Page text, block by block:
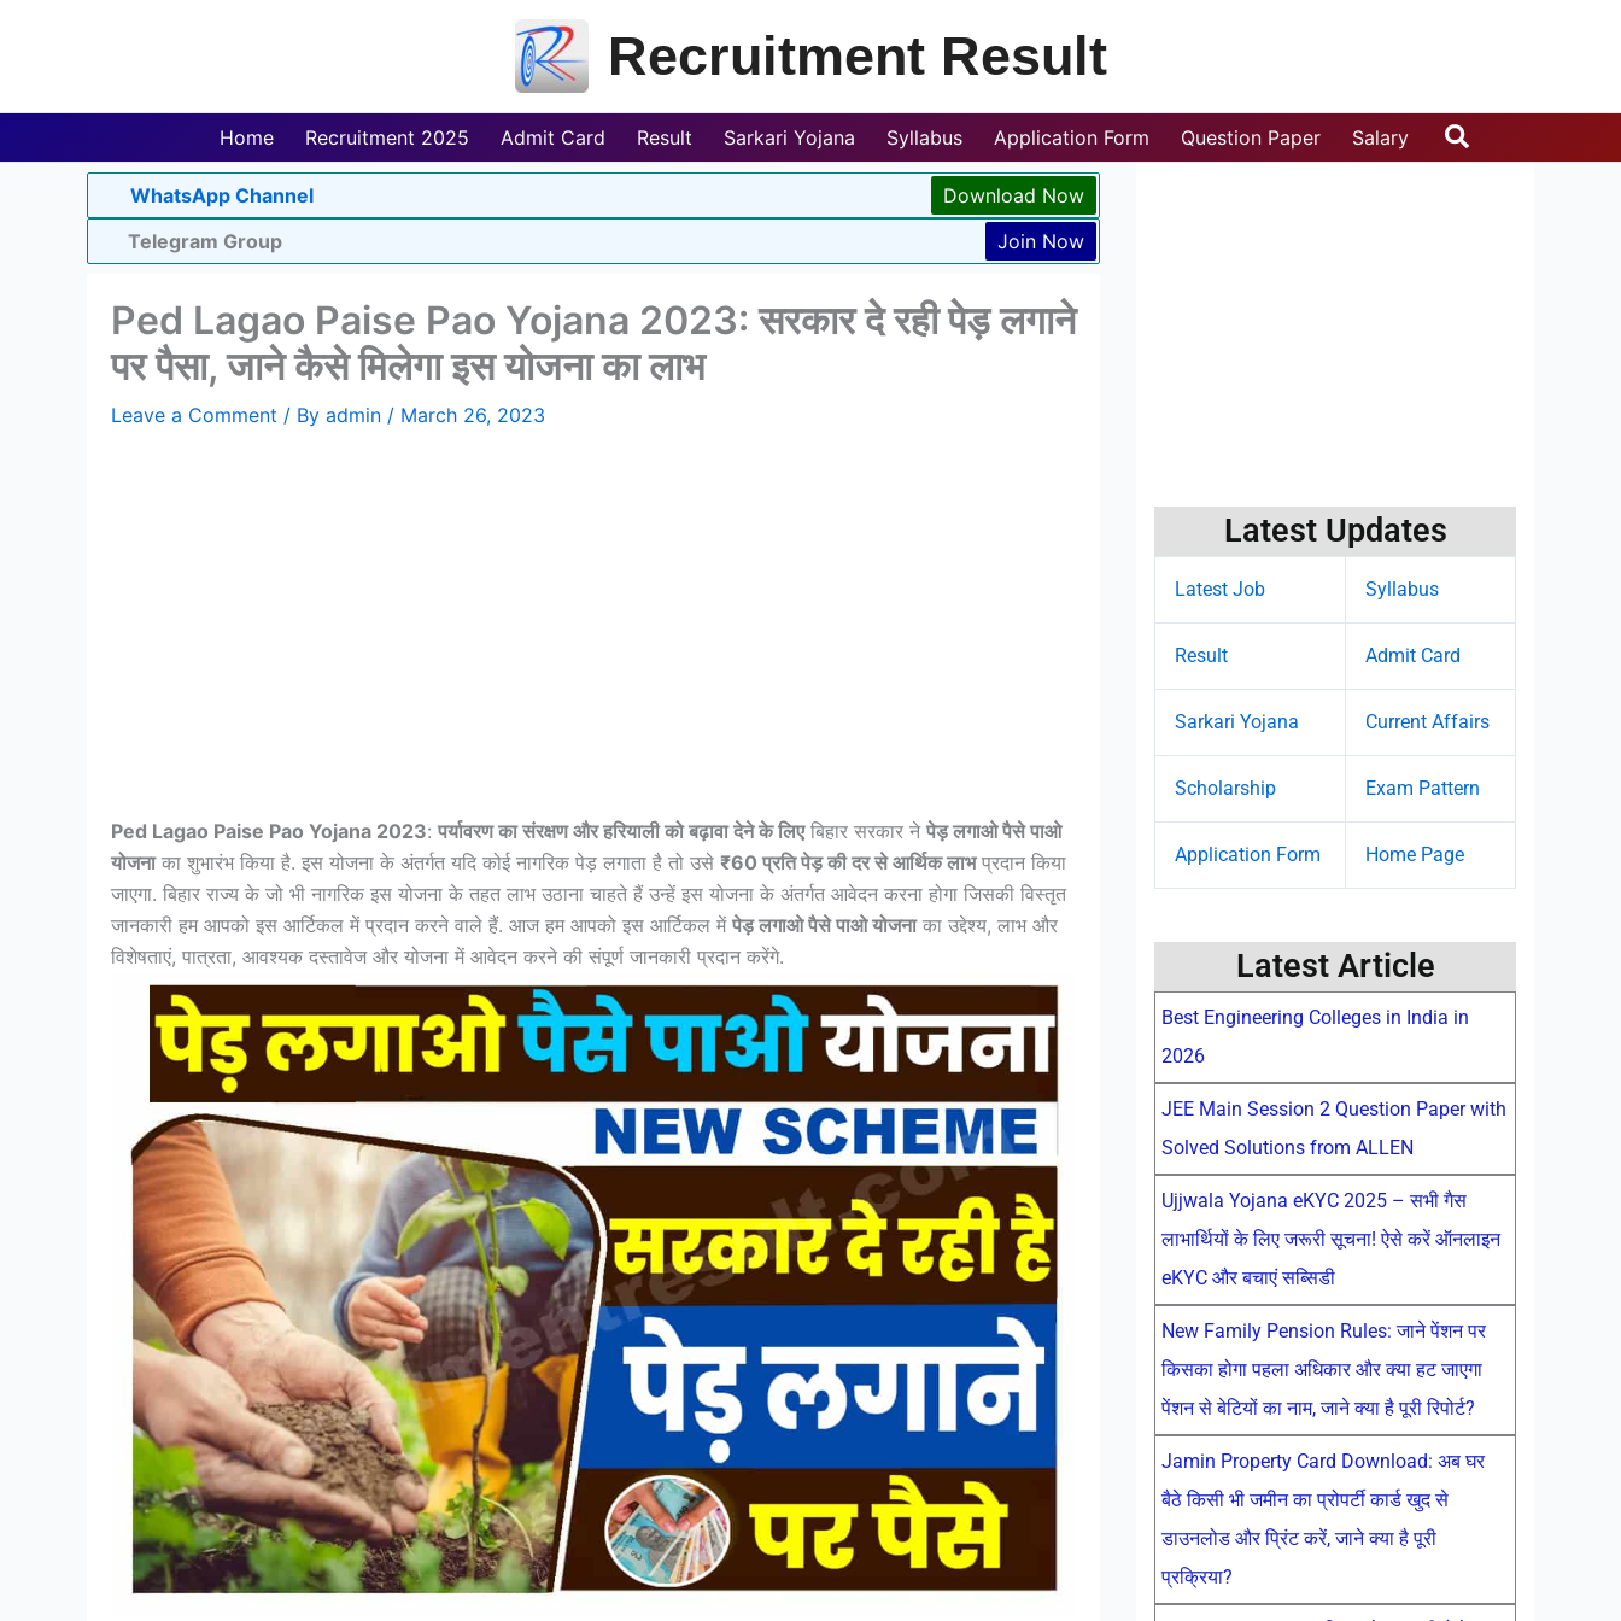
Recruitment Result
Home Recruitment 2025 Admit Card Result Sarkari Yojana Syllabus Application Form Question Paper Salary Search
WhatsApp Channel
Download Now
Telegram Group
Join Now
Ped Lagao Paise Pao Yojana 2023: सरकार दे रही पेड़ लगाने
पर पैसा, जाने कैसे मिलेगा इस योजना का लाभ
Leave a Comment / By admin / March 26, 2023
Ped Lagao Paise Pao Yojana 2023: पर्यावरण का संरक्षण और हरियाली को बढ़ावा देने के लिएबिहार सरकार ने पेड़ लगाओ पैसे पाओ
योजनाका शुभारंभ किया है. इस योजना के अंतर्गत यदि कोई नागरिक पेड़ लगाता है तो उसे ₹60 प्रति पेड़ की दर से आर्थिक लाभप्रदान किया
जाएगा. बिहार राज्य के जो भी नागरिक इस योजना के तहत लाभ उठाना चाहते हैं उन्हें इस योजना के अंतर्गत आवेदन करना होगा जिसकी विस्तृत
जानकारी हम आपको इस आर्टिकल में प्रदान करने वाले हैं. आज हम आपको इस आर्टिकल में पेड़ लगाओ पैसे पाओ योजनाका उद्देश्य, लाभ और
विशेषताएं, पात्रता, आवश्यक दस्तावेज और योजना में आवेदन करने की संपूर्ण जानकारी प्रदान करेंगे.
Latest Updates
Latest Job Syllabus
Result Admit Card
Sarkari Yojana Current Affairs
Scholarship Exam Pattern
Application Form Home Page
Latest Article
Best Engineering Colleges in India in
2026
JEE Main Session 2 Question Paper with
Solved Solutions from ALLEN
Ujjwala Yojana eKYC 2025 – सभी गैस
लाभार्थियों के लिए जरूरी सूचना! ऐसे करें ऑनलाइन
eKYC और बचाएं सब्सिडी
New Family Pension Rules: जाने पेंशन पर
किसका होगा पहला अधिकार और क्या हट जाएगा
पेंशन से बेटियों का नाम, जाने क्या है पूरी रिपोर्ट?
Jamin Property Card Download: अब घर
बैठे किसी भी जमीन का प्रोपर्टी कार्ड खुद से
डाउनलोड और प्रिंट करें, जाने क्या है पूरी
प्रक्रिया?